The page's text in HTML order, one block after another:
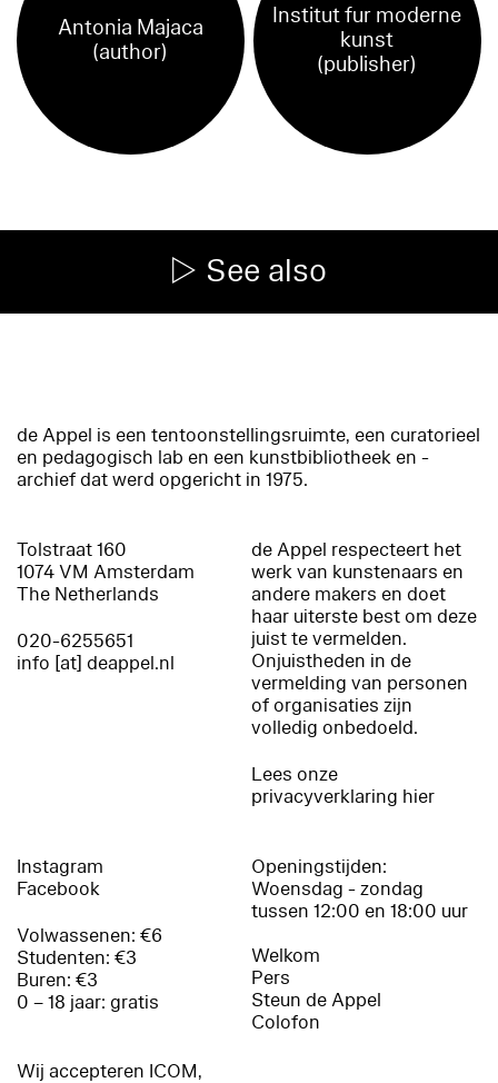
Antonia Majaca
(author)
Institut fur moderne
kunst
(publisher)
See also
de Appel is een tentoonstellingsruimte, een curatorieel
en pedagogisch lab en een kunstbibliotheek en -
archief dat werd opgericht in 1975.
Tolstraat 160
1074 VM Amsterdam
The Netherlands
020-6255651
info [at] deappel.nl
de Appel respecteert het
werk van kunstenaars en
andere makers en doet
haar uiterste best om deze
juist te vermelden.
Onjuistheden in de
vermelding van personen
of organisaties zijn
volledig onbedoeld.
Lees onze
privacyverklaring hier
Instagram
Facebook
Volwassenen: €6
Studenten: €3
Buren: €3
0 – 18 jaar: gratis
Wij accepteren ICOM,
Openingstijden:
Woensdag - zondag
tussen 12:00 en 18:00 uur
Welkom
Pers
Steun de Appel
Colofon